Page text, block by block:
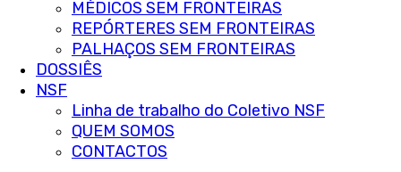
MÉDICOS SEM FRONTEIRAS
REPÓRTERES SEM FRONTEIRAS
PALHAÇOS SEM FRONTEIRAS
DOSSIÊS
NSF
Linha de trabalho do Coletivo NSF
QUEM SOMOS
CONTACTOS